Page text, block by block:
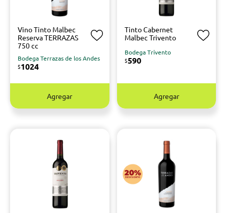
Vino Tinto Malbec
Reserva TERRAZAS
750 cc
Bodega Terrazas de los Andes
$1024
Agregar
Tinto Cabernet
Malbec Trivento
Bodega Trivento
$590
Agregar